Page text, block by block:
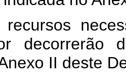
decorrerão
II deste